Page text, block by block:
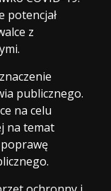
potencjał
z
publicznego.
na celu
na temat